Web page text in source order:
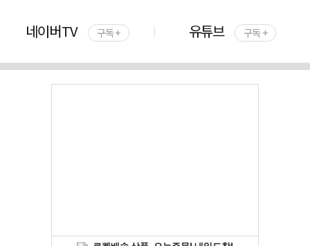
네이버TV 구독 + 유튜브 구독 +